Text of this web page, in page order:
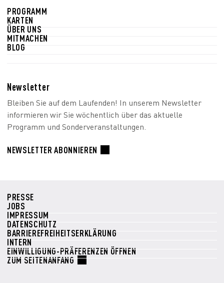
PROGRAMM
KARTEN
ÜBER UNS
MITMACHEN
BLOG
Newsletter
Bleiben Sie auf dem Laufenden! In unserem Newsletter
informieren wir Sie wöchentlich über das aktuelle
Programm und Sonderveranstaltungen.
NEWSLETTER ABONNIEREN
PRESSE
JOBS
IMPRESSUM
DATENSCHUTZ
BARRIEREFREIHEITSERKLÄRUNG
INTERN
EINWILLIGUNG-PRÄFERENZEN ÖFFNEN
ZUM SEITENANFANG